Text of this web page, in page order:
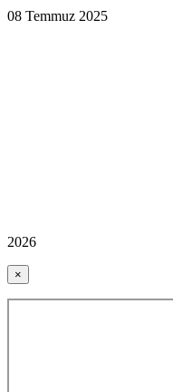
08 Temmuz 2025
2026
×